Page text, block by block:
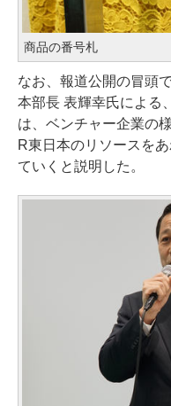
商品の番号札
なお、報道公開の冒頭
本部長 表輝幸氏による
は、ベンチャー企業の
R東日本のリソースを
ていくと説明した。